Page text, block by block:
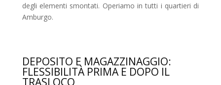
degli elementi smontati. Operiamo in tutti i quartieri di
Amburgo.
DEPOSITO E MAGAZZINAGGIO:
FLESSIBILITÀ PRIMA E DOPO IL
TRASLOCO